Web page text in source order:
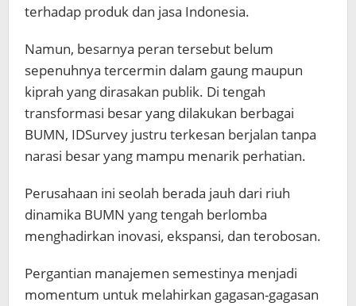
terhadap produk dan jasa Indonesia.
Namun, besarnya peran tersebut belum
sepenuhnya tercermin dalam gaung maupun
kiprah yang dirasakan publik. Di tengah
transformasi besar yang dilakukan berbagai
BUMN, IDSurvey justru terkesan berjalan tanpa
narasi besar yang mampu menarik perhatian.
Perusahaan ini seolah berada jauh dari riuh
dinamika BUMN yang tengah berlomba
menghadirkan inovasi, ekspansi, dan terobosan.
Pergantian manajemen semestinya menjadi
momentum untuk melahirkan gagasan-gagasan